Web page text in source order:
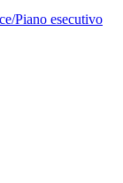
Piano esecutivo